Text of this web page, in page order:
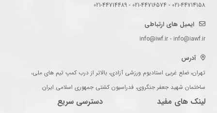
021-44714158 - 021-44716574 - 021-44714489
ایمیل های ارتباطی
info@iwf.ir - info@iawf.ir
آدرس
تهران، ضلع غربی استادیوم ورزشی آزادی، بالاتر از درب کمپ تیم های ملی،
ساختمان شهید جعفر جنگروی، فدراسیون کشتی جمهوری اسلامی ایران
لینک های مفید دسترسی سریع